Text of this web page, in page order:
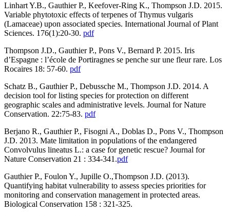
Linhart Y.B., Gauthier P., Keefover-Ring K., Thompson J.D. 2015.
Variable phytotoxic effects of terpenes of Thymus vulgaris
(Lamaceae) upon associated species. International Journal of Plant
Sciences. 176(1):20-30. pdf
Thompson J.D., Gauthier P., Pons V., Bernard P. 2015. Iris
d’Espagne : l’école de Portiragnes se penche sur une fleur rare. Los
Rocaires 18: 57-60. pdf
Schatz B., Gauthier P., Debussche M., Thompson J.D. 2014. A
decision tool for listing species for protection on different
geographic scales and administrative levels. Journal for Nature
Conservation. 22:75-83. pdf
Berjano R., Gauthier P., Fisogni A., Doblas D., Pons V., Thompson
J.D. 2013. Mate limitation in populations of the endangered
Convolvulus lineatus L.: a case for genetic rescue? Journal for
Nature Conservation 21 : 334-341.pdf
Gauthier P., Foulon Y., Jupille O.,Thompson J.D. (2013).
Quantifying habitat vulnerability to assess species priorities for
monitoring and conservation management in protected areas.
Biological Conservation 158 : 321-325.